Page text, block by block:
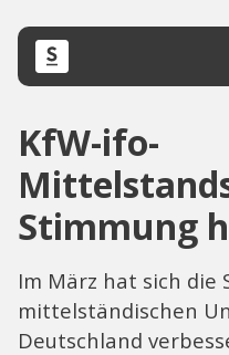
KfW-ifo-
Stimmung
Im März hat sich die
mittelständischen
Deutschland